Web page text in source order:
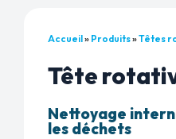
Accueil» Produits»Têtes
Tête
Nettoyage
les déchets